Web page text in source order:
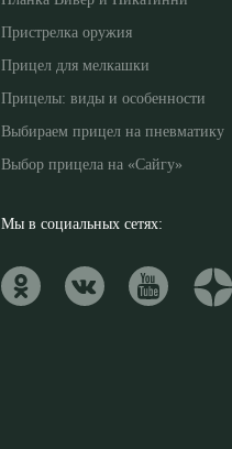
Пристрелка оружия
Прицел для мелкашки
Прицелы: виды и особенности
Выбираем прицел на пневматику
Выбор прицела на «Сайгу»
Мы в социальных сетях: